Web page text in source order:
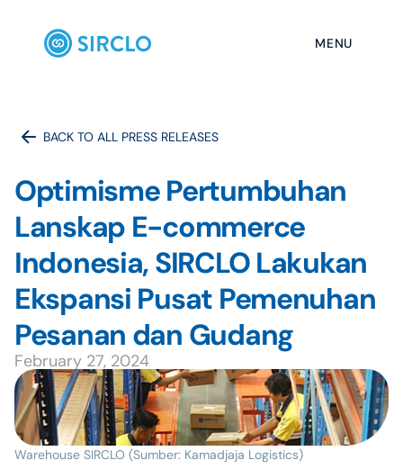
MENU
BACK TO ALL PRESS RELEASES
Optimisme Pertumbuhan
Lanskap E-commerce
Indonesia, SIRCLO Lakukan
Ekspansi Pusat Pemenuhan
Pesanan dan Gudang
February 27, 2024
Warehouse SIRCLO (Sumber: Kamadjaja Logistics)